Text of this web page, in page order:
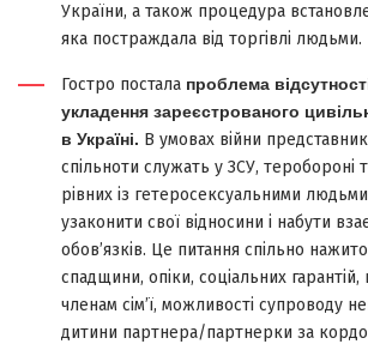
України, а також процедура
яка постраждала від торгівлі людьми.
Гостро постала проблема
укладення зареєстрованого
в Україні. В умовах війни
спільноти служать у ЗСУ, теробороні
рівних із гетеросексуальними
узаконити свої відносини і набути
обов’язків. Це питання спільно
спадщини, опіки, соціальних
членам сім’ї, можливості супроводу
дитини партнера/партнерки за